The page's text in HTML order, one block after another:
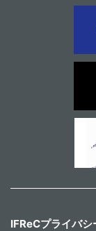
IFReCプライバ